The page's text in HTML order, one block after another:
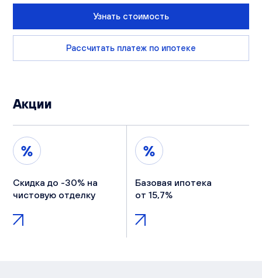
Узнать стоимость
Рассчитать платеж по ипотеке
Акции
Скидка до -30% на
чистовую отделку
Базовая ипотека
от 15,7%